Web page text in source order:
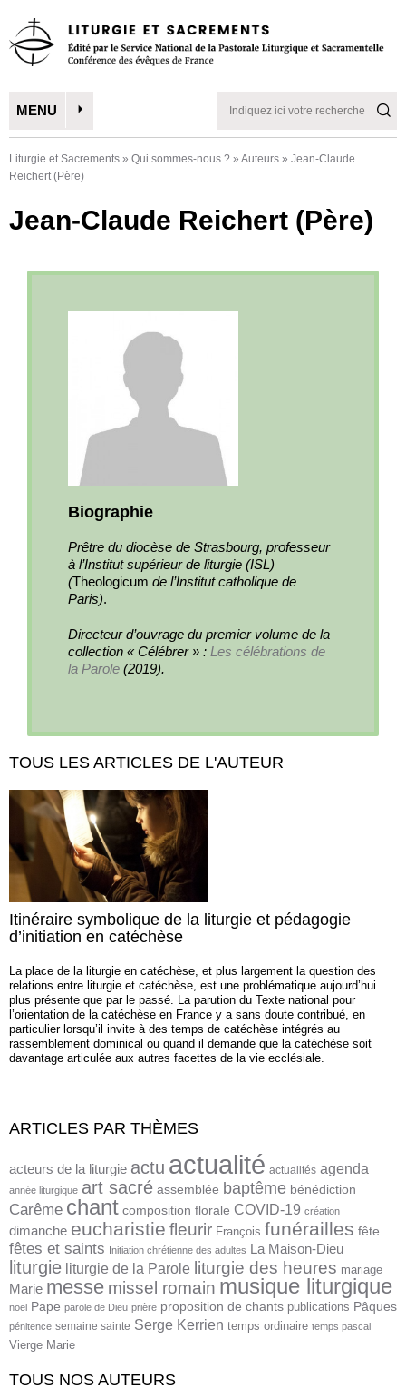
MENU
Liturgie et Sacrements » Qui sommes-nous ? » Auteurs » Jean-Claude
Reichert (Père)
Jean-Claude Reichert (Père)
Biographie
Prêtre du diocèse de Strasbourg, professeur
à l’Institut supérieur de liturgie (ISL)
(Theologicum de l’Institut catholique de
Paris).
Directeur d’ouvrage du premier volume de la
collection « Célébrer » : Les célébrations de
la Parole (2019).
TOUS LES ARTICLES DE L'AUTEUR
Itinéraire symbolique de la liturgie et pédagogie
d’initiation en catéchèse
La place de la liturgie en catéchèse, et plus largement la question des
relations entre liturgie et catéchèse, est une problématique aujourd’hui
plus présente que par le passé. La parution du Texte national pour
l’orientation de la catéchèse en France y a sans doute contribué, en
particulier lorsqu’il invite à des temps de catéchèse intégrés au
rassemblement dominical ou quand il demande que la catéchèse soit
davantage articulée aux autres facettes de la vie ecclésiale.
ARTICLES PAR THÈMES
acteurs de la liturgie actu actualité actualités agenda
année liturgique art sacré assemblée baptême bénédiction
Carême chant composition florale COVID-19 création
dimanche eucharistie fleurir François funérailles fête
fêtes et saints Initiation chrétienne des adultes La Maison-Dieu
liturgie liturgie de la Parole liturgie des heures mariage
Marie messe missel romain musique liturgique
noël Pape parole de Dieu prière proposition de chants publications Pâques
pénitence semaine sainte Serge Kerrien temps ordinaire temps pascal
Vierge Marie
TOUS NOS AUTEURS